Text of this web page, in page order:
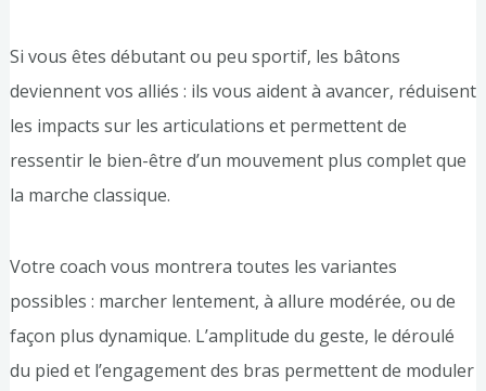
Si vous êtes débutant ou peu sportif, les bâtons
deviennent vos alliés : ils vous aident à avancer, réduisent
les impacts sur les articulations et permettent de
ressentir le bien-être d’un mouvement plus complet que
la marche classique.
Votre coach vous montrera toutes les variantes
possibles : marcher lentement, à allure modérée, ou de
façon plus dynamique. L’amplitude du geste, le déroulé
du pied et l’engagement des bras permettent de moduler